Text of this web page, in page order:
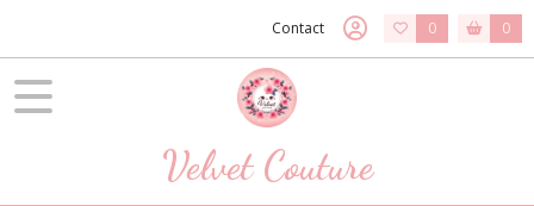
Contact 0 0
Velvet Couture